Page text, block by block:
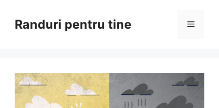
conținutRanduri pentru tine Meniu